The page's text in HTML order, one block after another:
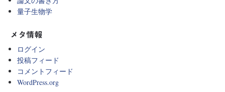
量子生物学
メタ情報
ログイン
投稿フィード
コメントフィード
WordPress.org